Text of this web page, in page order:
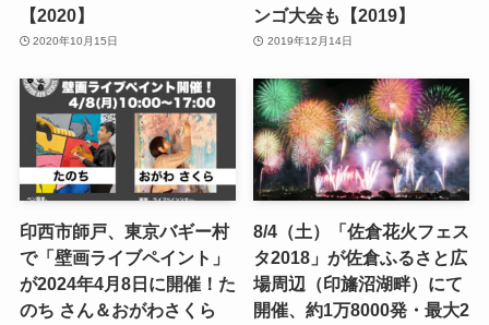
【2020】
2020年10月15日
ンゴ大会も【2019】
2019年12月14日
印西市師戸、東京バギー村
で「壁画ライブペイント」
が2024年4月8日に開催！た
のち さん＆おがわさくら
8/4（土）「佐倉花火フェス
タ2018」が佐倉ふるさと広
場周辺（印旛沼湖畔）にて
開催、約1万8000発・最大2